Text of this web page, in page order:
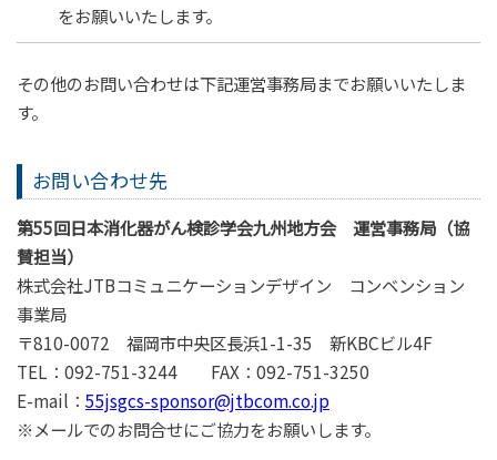
をお願いいたします。
その他のお問い合わせは下記運営事務局までお願いいたしま
す。
お問い合わせ先
第55回日本消化器がん検診学会九州地方会 運営事務局（協
賛担当）
株式会社JTBコミュニケーションデザイン コンベンション
事業局
〒810-0072 福岡市中央区長浜1-1-35 新KBCビル4F
TEL：092-751-3244 FAX：092-751-3250
E-mail： 55jsgcs-sponsor@jtbcom.co.jp
※メールでのお問合せにご協力をお願いします。